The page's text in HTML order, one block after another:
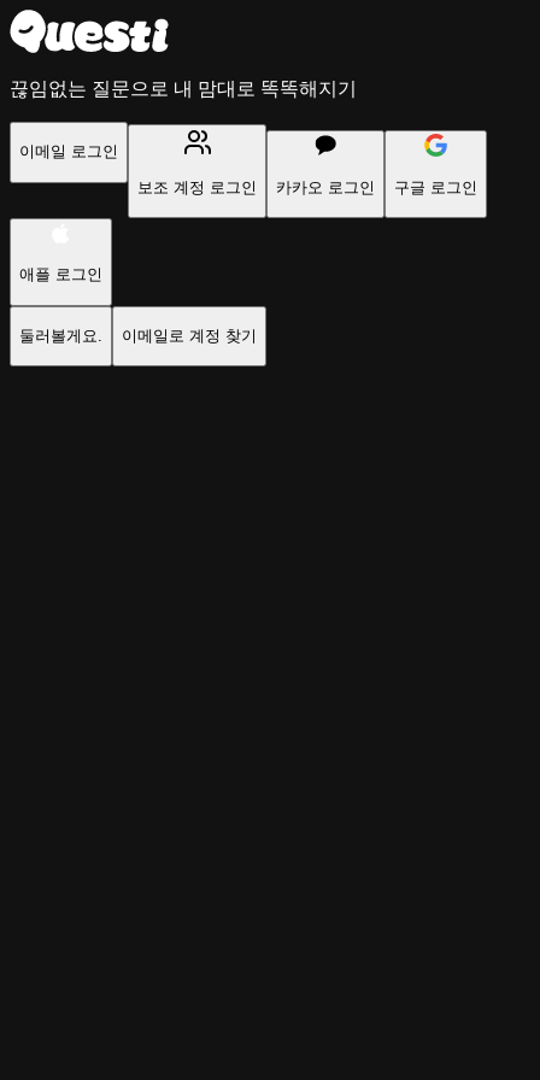
끊임없는 질문으로 내 맘대로 똑똑해지기
이메일 로그인
보조 계정 로그인
카카오 로그인 구글 로그인
애플 로그인
둘러볼게요. 이메일로 계정 찾기